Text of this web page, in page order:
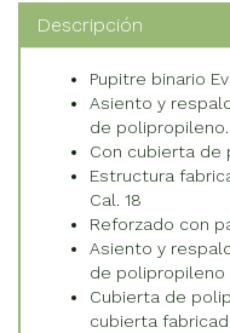
Descripción
Pupitre binario
Asiento y
de polipropileno.
Con cubierta de
Estructura
Cal. 18
Reforzado con
Asiento y
de polipropileno
Cubierta de
cubierta